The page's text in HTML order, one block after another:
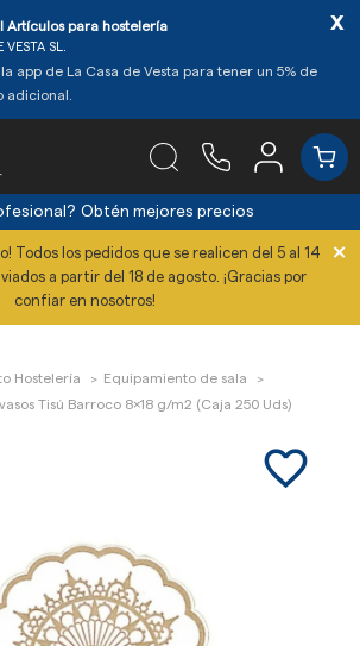
l Artículos para hostelería
VESTA SL.
app de La Casa de Vesta para tener un 5% de
adicional.
x
Obtén mejores precios
Todos los pedidos que se realicen del 5 al 14
a partir del 18 de agosto. ¡Gracias por
confiar en nosotros!
×
Hostelería
Equipamiento de sala
Tisú Barroco 8x18 g/m2 (Caja 250 Uds)
favorite_border